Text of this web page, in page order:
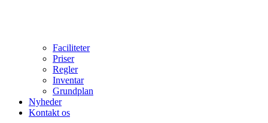
Faciliteter
Priser
Regler
Inventar
Grundplan
Nyheder
Kontakt os